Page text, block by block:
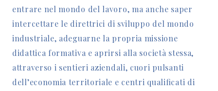
entrare nel mondo del lavoro, ma anche saper
intercettare le direttrici di sviluppo del mondo
industriale, adeguarne la propria missione
didattica formativa e aprirsi alla società stessa,
attraverso i sentieri aziendali, cuori pulsanti
dell’economia territoriale e centri qualificati di